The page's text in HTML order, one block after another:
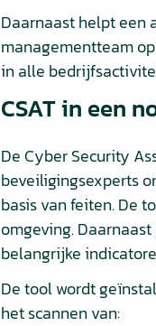
Daarnaast helpt een
managementteam
in alle
CSAT in een
De Cyber ​​Security
beveiligingsexperts
basis van feiten. De
omgeving.
belangrijke
De tool wordt
het scannen van: